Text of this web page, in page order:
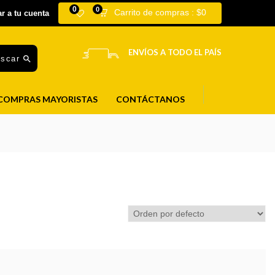
Carrito de compras : $0
0
0
a tu cuenta
ENVÍOS A TODO EL PAÍS
MAYORISTAS CONTÁCTANOS